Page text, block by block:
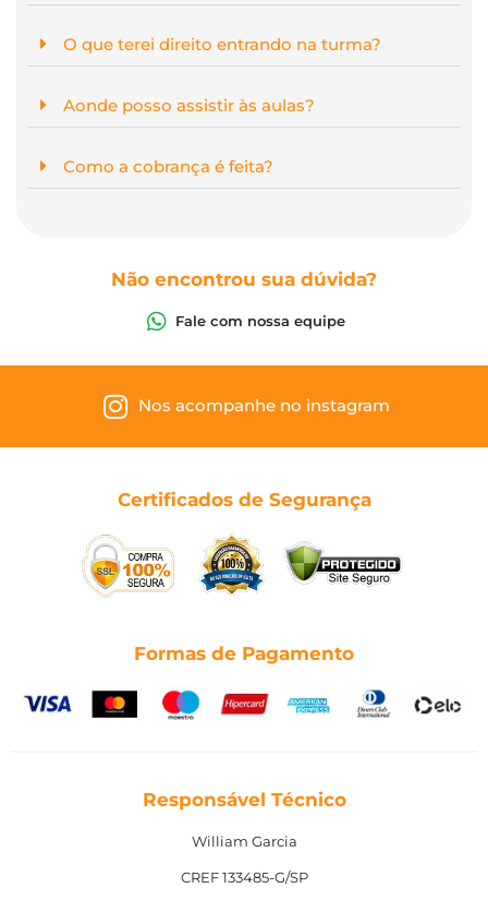
O que terei direito entrando na turma?
Aonde posso assistir às aulas?
Como a cobrança é feita?
Não encontrou sua dúvida?
Fale com nossa equipe
Nos acompanhe no instagram
Certificados de Segurança
Formas de Pagamento
Responsável Técnico
William Garcia
CREF 133485-G/SP